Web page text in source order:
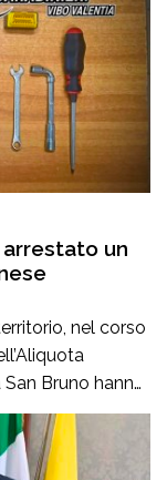
un
nel corso
Bruno hanno
e residente a
stato degli
Intorno alle